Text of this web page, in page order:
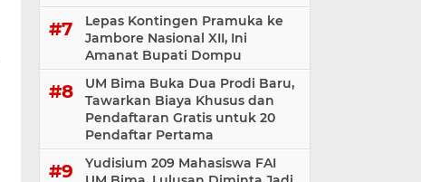
Lepas Kontingen Pramuka ke
Jambore Nasional XII, Ini
Amanat Bupati Dompu
UM Bima Buka Dua Prodi Baru,
Tawarkan Biaya Khusus dan
Pendaftaran Gratis untuk 20
Pendaftar Pertama
Yudisium 209 Mahasiswa FAI